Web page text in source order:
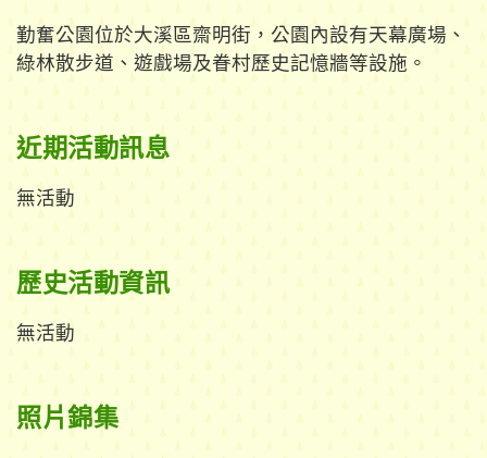
勤奮公園位於大溪區齋明街，公園內設有天幕廣場、
綠林散步道、遊戲場及眷村歷史記憶牆等設施。
近期活動訊息
無活動
歷史活動資訊
無活動
照片錦集